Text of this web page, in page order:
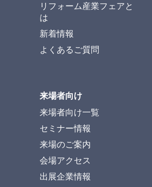
リフォーム産業フェアと
は
新着情報
よくあるご質問
来場者向け
来場者向け一覧
セミナー情報
来場のご案内
会場アクセス
出展企業情報